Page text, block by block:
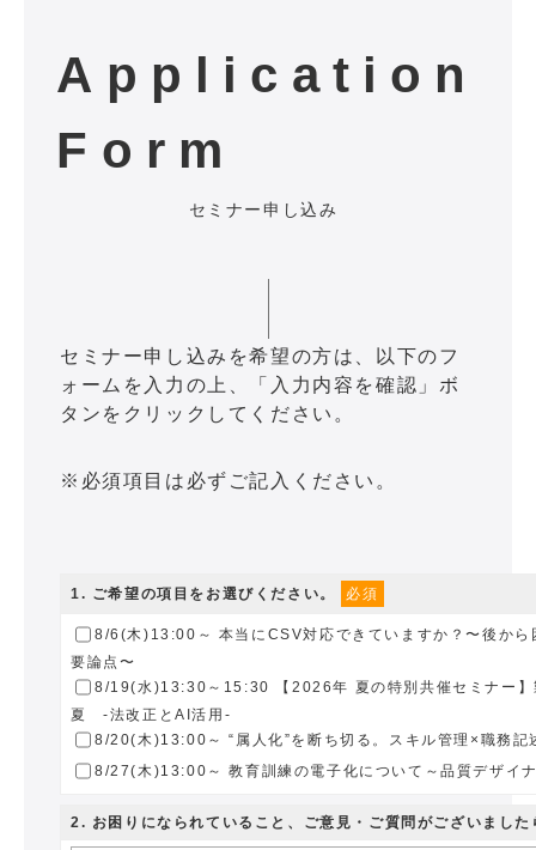
Application
Form
セミナー申し込み
セミナー申し込みを希望の方は、以下のフ
ォームを入力の上、「入力内容を確認」ボ
タンをクリックしてください。
※必須項目は必ずご記入ください。
1. ご希望の項目をお選びください。 必須
8/6(木)13:00～ 本当にCSV対応できていますか？〜後から
要論点〜
8/19(水)13:30～15:30 【2026年 夏の特別共催セミナー
夏 -法改正とAI活用-
8/20(木)13:00～ “属人化”を断ち切る。スキル管理×職務記
8/27(木)13:00～ 教育訓練の電子化について～品質デザイ
2. お困りになられていること、ご意見・ご質問がございまし